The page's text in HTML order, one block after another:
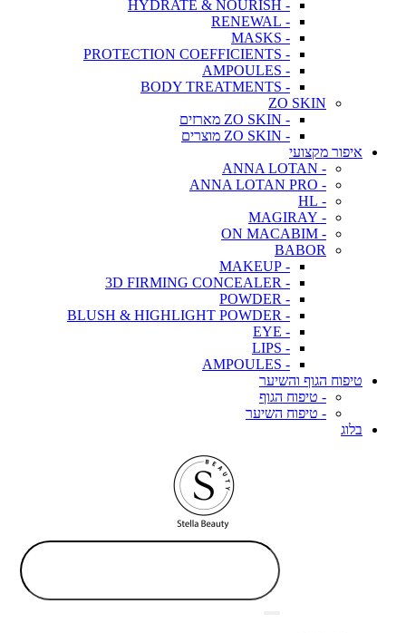
- HYDRATE & NOURISH
- RENEWAL
- MASKS
- PROTECTION COEFFICIENTS
- AMPOULES
- BODY TREATMENTS
ZO SKIN
- ZO SKIN מארזים
- ZO SKIN מוצרים
איפור מקצועי
- ANNA LOTAN
- ANNA LOTAN PRO
- HL
- MAGIRAY
- ON MACABIM
BABOR
- MAKEUP
- 3D FIRMING CONCEALER
- POWDER
- BLUSH & HIGHLIGHT POWDER
- EYE
- LIPS
- AMPOULES
טיפוח הגוף והשיער
- טיפוח הגוף
- טיפוח השיער
בלוג